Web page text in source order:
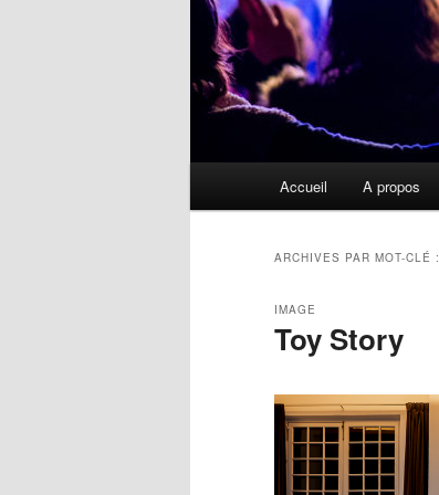
Accueil A propos
ARCHIVES PAR MOT-CLÉ :
Toy Story
IMAGE